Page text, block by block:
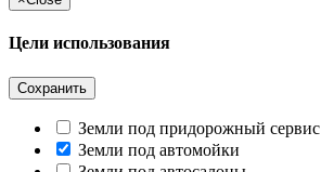
Цели использования
Сохранить
Земли под придорожный сервис
Земли под автомойки